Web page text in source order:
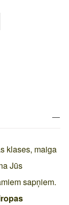
klases, maiga
Jūs
sapņiem.